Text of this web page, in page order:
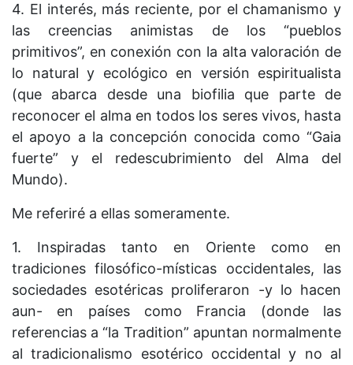
4. El interés, más reciente, por el chamanismo y
las creencias animistas de los “pueblos
primitivos”, en conexión con la alta valoración de
lo natural y ecológico en versión espiritualista
(que abarca desde una biofilia que parte de
reconocer el alma en todos los seres vivos, hasta
el apoyo a la concepción conocida como “Gaia
fuerte” y el redescubrimiento del Alma del
Mundo).
Me referiré a ellas someramente.
1. Inspiradas tanto en Oriente como en
tradiciones filosófico-místicas occidentales, las
sociedades esotéricas proliferaron -y lo hacen
aun- en países como Francia (donde las
referencias a “la Tradition” apuntan normalmente
al tradicionalismo esotérico occidental y no al